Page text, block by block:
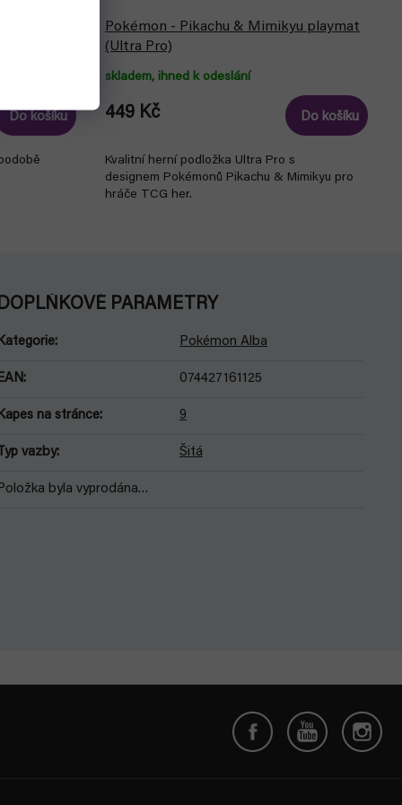
Do košíku
Pokémon - Pikachu & Mimikyu playmat
(Ultra Pro)
skladem, ihned k odeslání
449 Kč Do košíku
Kvalitní herní podložka Ultra Pro s
designem Pokémonů Pikachu & Mimikyu pro
hráče TCG her.
PARAMETRY
: Pokémon Alba
: 074427161125
na stránce: 9
vazby: Šitá
byla vyprodána…